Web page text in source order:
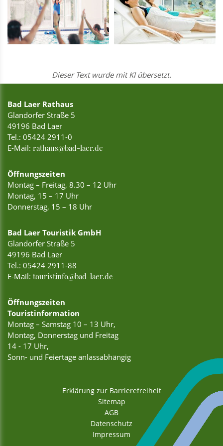
Dieser Text wurde mit KI übersetzt.
Bad Laer Rathaus
Glandorfer Straße 5
49196 Bad Laer
Tel.: 05424 2911-0
E-Mail: rathaus@bad-laer.de
Öffnungszeiten
Montag – Freitag, 8.30 – 12 Uhr
Montag, 15 – 17 Uhr
Donnerstag, 15 – 18 Uhr
Bad Laer Touristik GmbH
Glandorfer Straße 5
49196 Bad Laer
Tel.: 05424 2911-88
E-Mail: touristinfo@bad-laer.de
Öffnungszeiten
Touristinformation
Montag – Samstag 10 – 13 Uhr,
Montag, Donnerstag und Freitag
14 - 17 Uhr,
Sonn- und Feiertage anlassabhängig
Erklärung zur Barrierefreiheit
Sitemap
AGB
Datenschutz
Impressum